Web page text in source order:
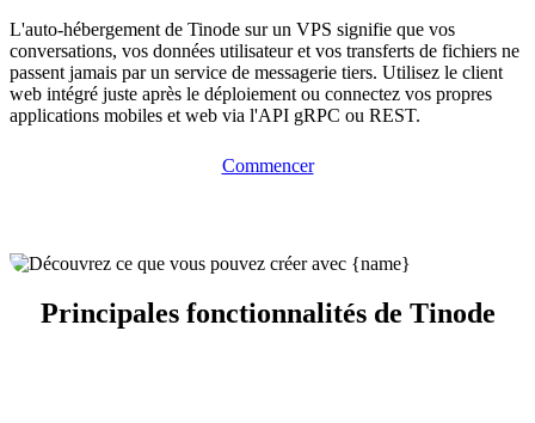
L'auto-hébergement de Tinode sur un VPS signifie que vos
conversations, vos données utilisateur et vos transferts de fichiers ne
passent jamais par un service de messagerie tiers. Utilisez le client
web intégré juste après le déploiement ou connectez vos propres
applications mobiles et web via l'API gRPC ou REST.
Commencer
Principales fonctionnalités de Tinode